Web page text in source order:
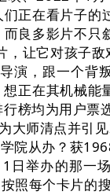
正在看片子的
良多影片不只
让它对孩子
演，跟一个背
正在其机械能
榜均为用户票
大师清点并引
院从办？获
日举办的那一
每个卡片的